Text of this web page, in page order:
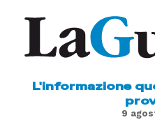
L'informazione
9